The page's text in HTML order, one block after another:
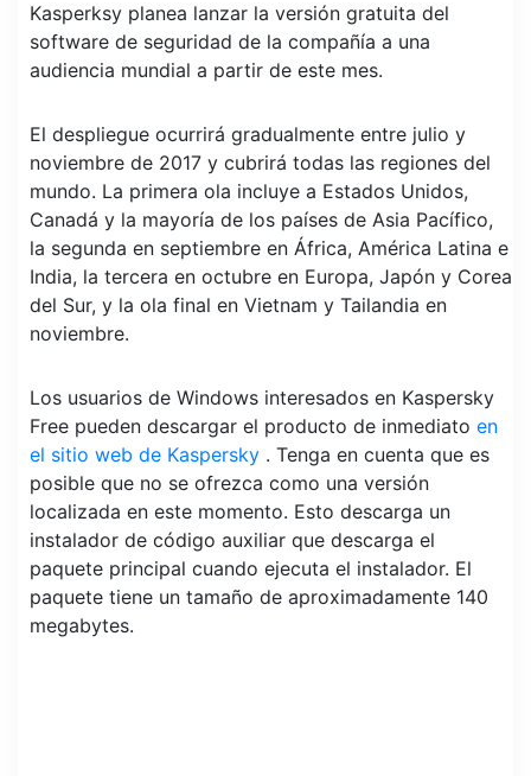
Kasperksy planea lanzar la versión gratuita del
software de seguridad de la compañía a una
audiencia mundial a partir de este mes.
El despliegue ocurrirá gradualmente entre julio y
noviembre de 2017 y cubrirá todas las regiones del
mundo. La primera ola incluye a Estados Unidos,
Canadá y la mayoría de los países de Asia Pacífico,
la segunda en septiembre en África, América Latina e
India, la tercera en octubre en Europa, Japón y Corea
del Sur, y la ola final en Vietnam y Tailandia en
noviembre.
Los usuarios de Windows interesados ​​en Kaspersky
Free pueden descargar el producto de inmediato en
el sitio web de Kaspersky . Tenga en cuenta que es
posible que no se ofrezca como una versión
localizada en este momento. Esto descarga un
instalador de código auxiliar que descarga el
paquete principal cuando ejecuta el instalador. El
paquete tiene un tamaño de aproximadamente 140
megabytes.